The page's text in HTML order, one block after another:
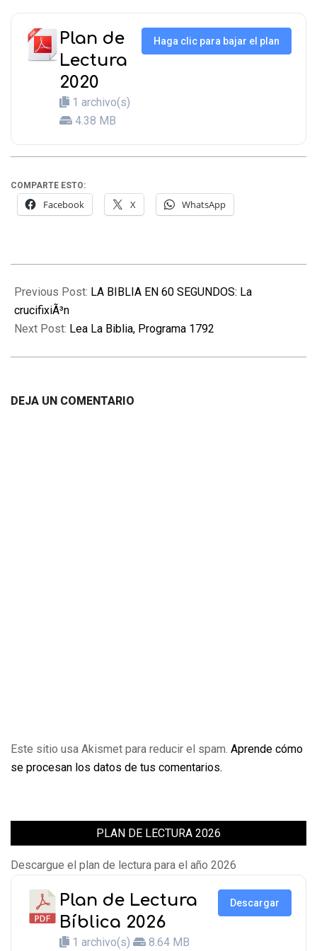
Plan de
Lectura
2020
1 archivo(s)
4.38 MB
Haga clic para bajar el plan
COMPARTE ESTO:
Facebook X WhatsApp
02-
08
Previous Post: LA BIBLIA EN 60 SEGUNDOS: La
crucifixiÃ³n
Next Post: Lea La Biblia, Programa 1792
DEJA UN COMENTARIO
Este sitio usa Akismet para reducir el spam. Aprende cómo
se procesan los datos de tus comentarios.
PLAN DE LECTURA 2026
Descargue el plan de lectura para el año 2026
Plan de Lectura
Bíblica 2026
1 archivo(s) 8.64 MB
Descargar